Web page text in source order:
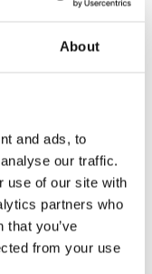
About
and ads, to
our traffic.
use of our site with
partners who
that you’ve
from your use
webbplats i denna
stämma av